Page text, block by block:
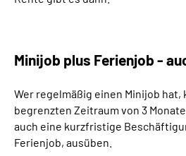
Minijob plus Ferienjob -
Wer regelmäßig einen Minijob hat,
begrenzten Zeitraum von 3
auch eine kurzfristige
Ferienjob, ausüben.